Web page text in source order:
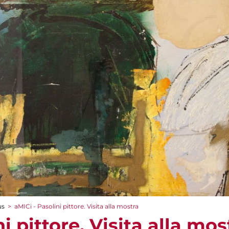
> aMICi - Pasolini pittore. Visita alla mostra